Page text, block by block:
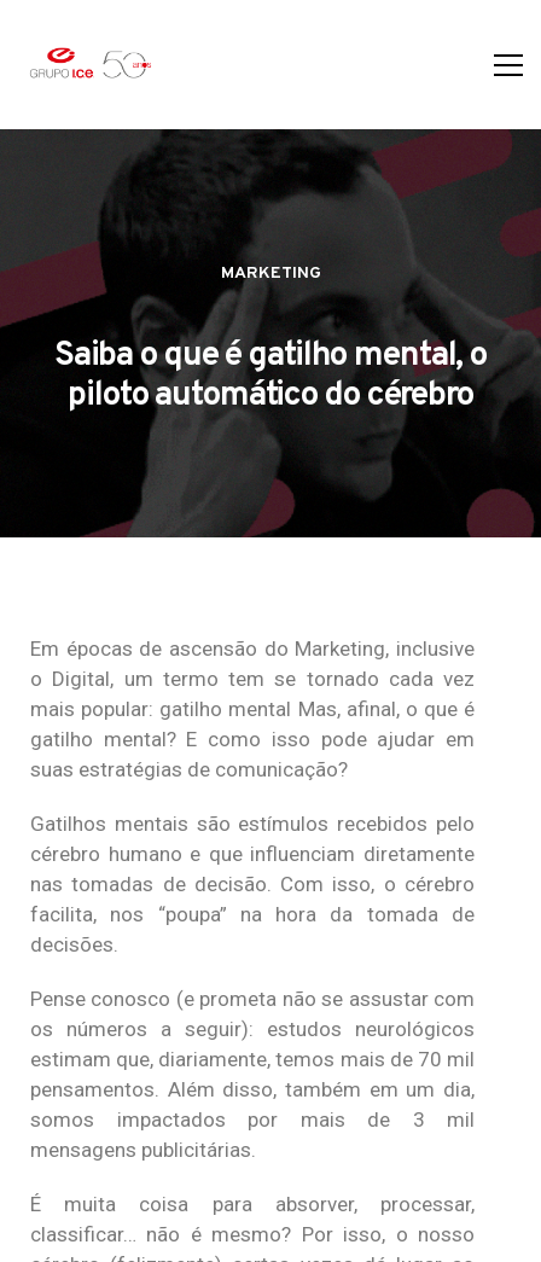
MARKETING
Saiba o que é gatilho mental, o
piloto automático do cérebro
Em épocas de ascensão do Marketing, inclusive
o Digital, um termo tem se tornado cada vez
mais popular: gatilho mental Mas, afinal, o que é
gatilho mental? E como isso pode ajudar em
suas estratégias de comunicação?
Gatilhos mentais são estímulos recebidos pelo
cérebro humano e que influenciam diretamente
nas tomadas de decisão. Com isso, o cérebro
facilita, nos “poupa” na hora da tomada de
decisões.
Pense conosco (e prometa não se assustar com
os números a seguir): estudos neurológicos
estimam que, diariamente, temos mais de 70 mil
pensamentos. Além disso, também em um dia,
somos impactados por mais de 3 mil
mensagens publicitárias.
É muita coisa para absorver, processar,
classificar… não é mesmo? Por isso, o nosso